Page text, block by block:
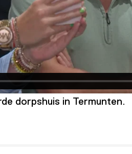
dorpshuis in Termunten.